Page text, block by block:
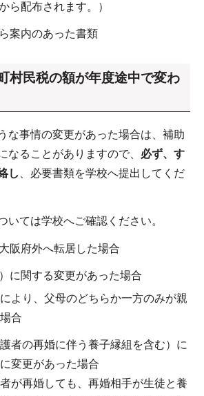
ら配布されます。）
案内のあった書類
村民税の額が年度途中で変わ
な事情の変更があった場合は、補助
なることがありますので、 必ず、す
し
、必要書類を学校へ提出してくだ
いては学校へご確認ください。
阪府外へ転居した場合
に関する変更があった場合
より、父母のどちらか一方のみが親
合
者の再婚に伴う養子縁組を含む）に
変更があった場合
者が再婚しても、再婚相手が生徒と養